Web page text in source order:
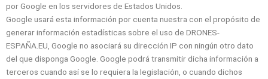
por Google en los servidores de Estados Unidos.
Google usará esta información por cuenta nuestra con el propósito de
generar información estadísticas sobre el uso de DRONES-
ESPAÑA.EU, Google no asociará su dirección IP con ningún otro dato
del que disponga Google. Google podrá transmitir dicha información a
terceros cuando así se lo requiera la legislación, o cuando dichos